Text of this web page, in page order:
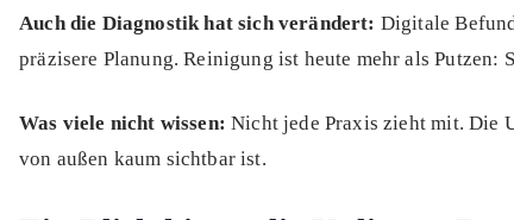
Auch die Diagnostik hat sich verändert: Digitale
präzisere Planung. Reinigung ist heute mehr als
Was viele nicht wissen: Nicht jede Praxis zieht mit. Die
von außen kaum sichtbar ist.